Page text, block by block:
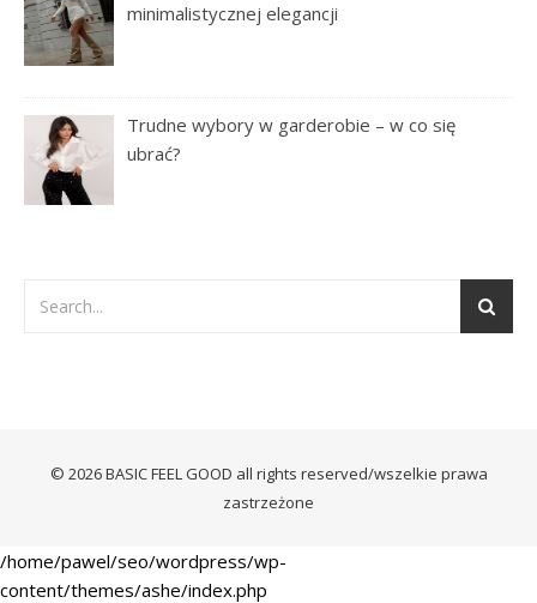
minimalistycznej elegancji
Trudne wybory w garderobie – w co się
ubrać?
© 2026 BASIC FEEL GOOD all rights reserved/wszelkie prawa
zastrzeżone
/home/pawel/seo/wordpress/wp-
content/themes/ashe/index.php